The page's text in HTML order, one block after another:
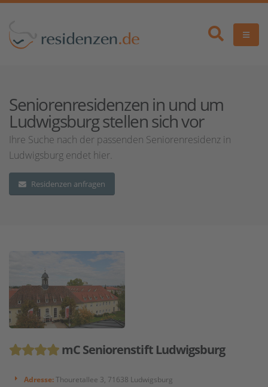
Seniorenresidenzen in und um
Ludwigsburg stellen sich vor
Ihre Suche nach der passenden Seniorenresidenz in
Ludwigsburg endet hier.
Residenzen anfragen
mC Seniorenstift Ludwigsburg
Adresse:Thouretallee 3, 71638 Ludwigsburg